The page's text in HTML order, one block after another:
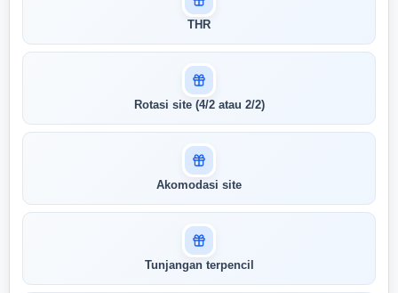
THR
Rotasi site (4/2 atau 2/2)
Akomodasi site
Tunjangan terpencil